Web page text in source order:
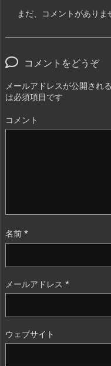
まだ、コメントがありま
コメントをどうぞ
メールアドレスが公開され
は必須項目です
コメント
名前 *
メールアドレス *
ウェブサイト